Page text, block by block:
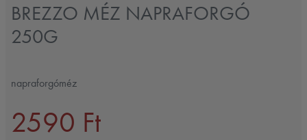
BREZZO MÉZ NAPRAFORGÓ
250G
napraforgóméz
2590 Ft